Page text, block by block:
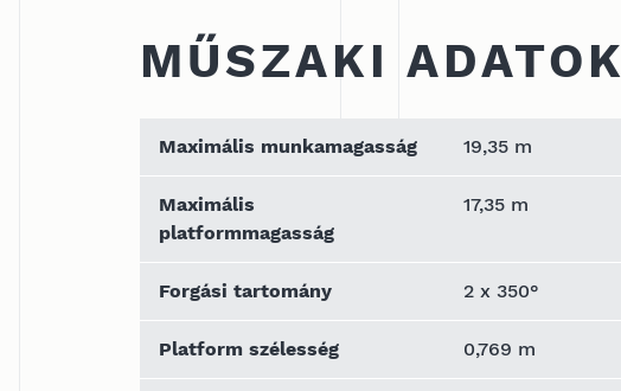
MŰSZAKI ADATOK
Maximális munkamagasság 19,35 m
Maximális
platformmagasság
17,35 m
Forgási tartomány 2 x 350°
Platform szélesség 0,769 m